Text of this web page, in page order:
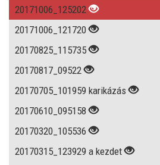
20171006_125202
20171006_121720
20170825_115735
20170817_09522
20170705_101959 karikázás
20170610_095158
20170320_105536
20170315_123929 a kezdet